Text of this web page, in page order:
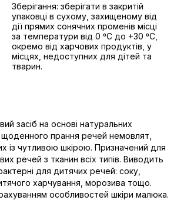
Зберігання: зберігати в закритій
упаковці в сухому, захищеному від
дії прямих сонячних променів місці
за температури від 0 ⁰C до +30 ⁰C,
окремо від харчових продуктів, у
місцях, недоступних для дітей та
тварин.
засіб на основі натуральних
прання речей немовлят,
із чутливою шкірою. Призначений для
речей з тканин всіх типів. Виводить
для дитячих речей: соку,
харчування, морозива тощо.
особливостей шкіри малюка.